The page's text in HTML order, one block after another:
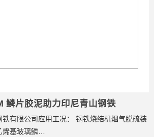
鳞片胶泥助力印尼青山钢铁
有限公司应用工况： 钢铁烧结机烟气脱硫装
烯基玻璃鳞…